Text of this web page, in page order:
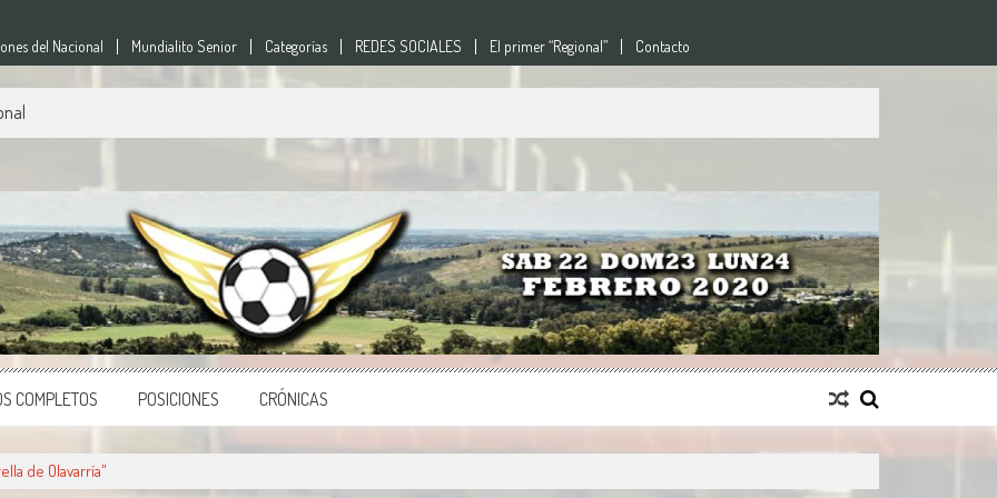
del Nacional Mundialito Senior Categorías REDES SOCIALES El primer “Regional” Contacto
del país.
COMPLETOS POSICIONES CRÓNICAS
de Olavarría"